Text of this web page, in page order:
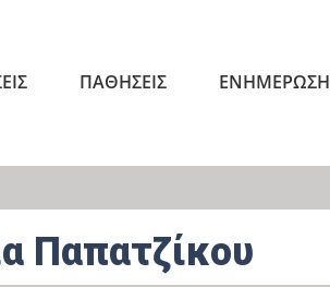
ΠΑΘΗΣΕΙΣ ΕΝΗΜΕΡΩΣΗ
Παπατζίκου